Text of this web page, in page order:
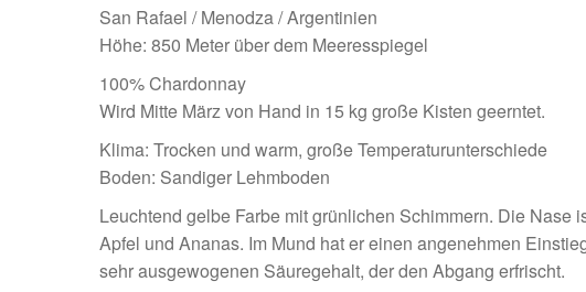
San Rafael / Menodza / Argentinien
Höhe: 850 Meter über dem Meeresspiegel
100% Chardonnay
Wird Mitte März von Hand in 15 kg große Kisten geerntet.
Klima: Trocken und warm, große Temperaturunterschiede
Boden: Sandiger Lehmboden
Leuchtend gelbe Farbe mit grünlichen Schimmern. Die Nase
Apfel und Ananas. Im Mund hat er einen angenehmen
sehr ausgewogenen Säuregehalt, der den Abgang erfrischt.